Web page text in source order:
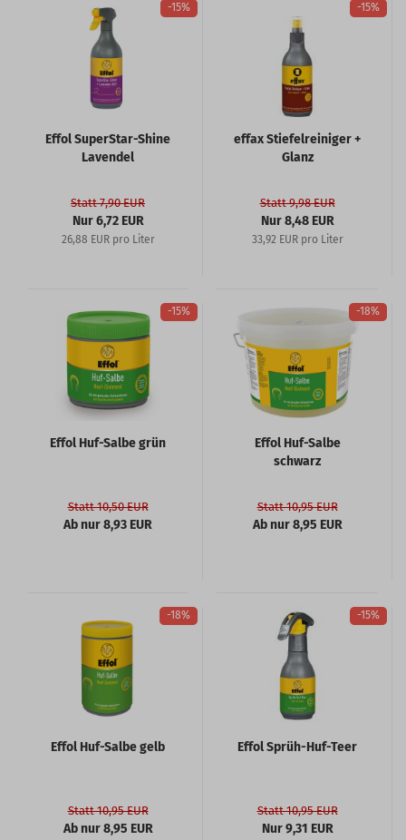
-15%
Effol SuperStar-Shine
Lavendel
Statt 7,90 EUR
Nur 6,72 EUR
26,88 EUR pro Liter
-15%
effax Stiefelreiniger +
Glanz
Statt 9,98 EUR
Nur 8,48 EUR
33,92 EUR pro Liter
-15%
Effol Huf-Salbe grün
Statt 10,50 EUR
Ab nur 8,93 EUR
-18%
Effol Huf-Salbe
schwarz
Statt 10,95 EUR
Ab nur 8,95 EUR
-18%
Effol Huf-Salbe gelb
Statt 10,95 EUR
Ab nur 8,95 EUR
-15%
Effol Sprüh-Huf-Teer
Statt 10,95 EUR
Nur 9,31 EUR